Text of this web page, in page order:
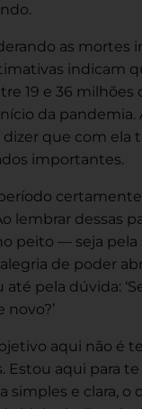
as mortes
indicam
19 e 36 milhões
da pandemia.
dizer que com ela
importantes.
lembrar dessas
peito — seja pela
de poder
pela dúvida:
aqui não é
Estou aqui para te
simples e clara, o